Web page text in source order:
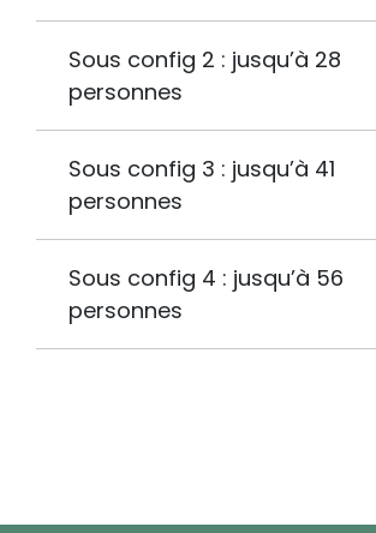
Sous config 2 : jusqu’à 28
personnes
Sous config 3 : jusqu’à 41
personnes
Sous config 4 : jusqu’à 56
personnes